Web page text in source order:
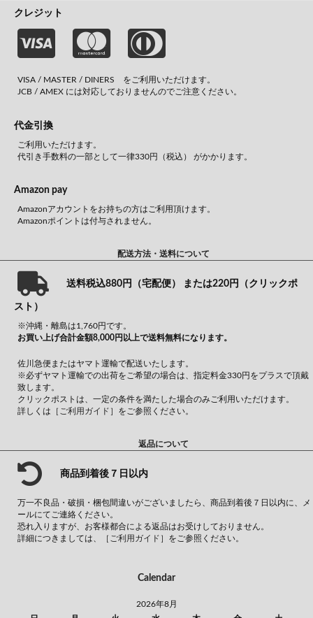
クレジット
VISA / MASTER / DINERS をご利用いただけます。
JCB / AMEX には対応しておりませんのでご注意ください。
代金引換
ご利用いただけます。
代引き手数料の一部として一律330円（税込） がかかります。
Amazon pay
Amazonアカウントをお持ちの方はご利用頂けます。
Amazonポイントは付与されません。
配送方法・送料について
送料税込880円（宅配便） または220円（クリックポ
スト）
※沖縄・離島は1,760円です。
お買い上げ合計金額8,000円以上で送料無料になります。
佐川急便またはヤマト運輸で配送いたします。
※必ずヤマト運輸での出荷をご希望の場合は、指定料金330円をプラスで頂戴
致します。
クリックポストは、一定の条件を満たした場合のみご利用いただけます。
詳しくは ［ご利用ガイド］ をご参照ください。
返品について
商品到着後７日以内
万一不良品・破損・梱包間違いがございましたら、商品到着後７日以内に、メ
ールにてご連絡ください。
恐れ入りますが、お客様都合による返品はお受けしておりません。
詳細につきましては、
［ご利用ガイド］ をご参照ください。
Calendar
2026年8月